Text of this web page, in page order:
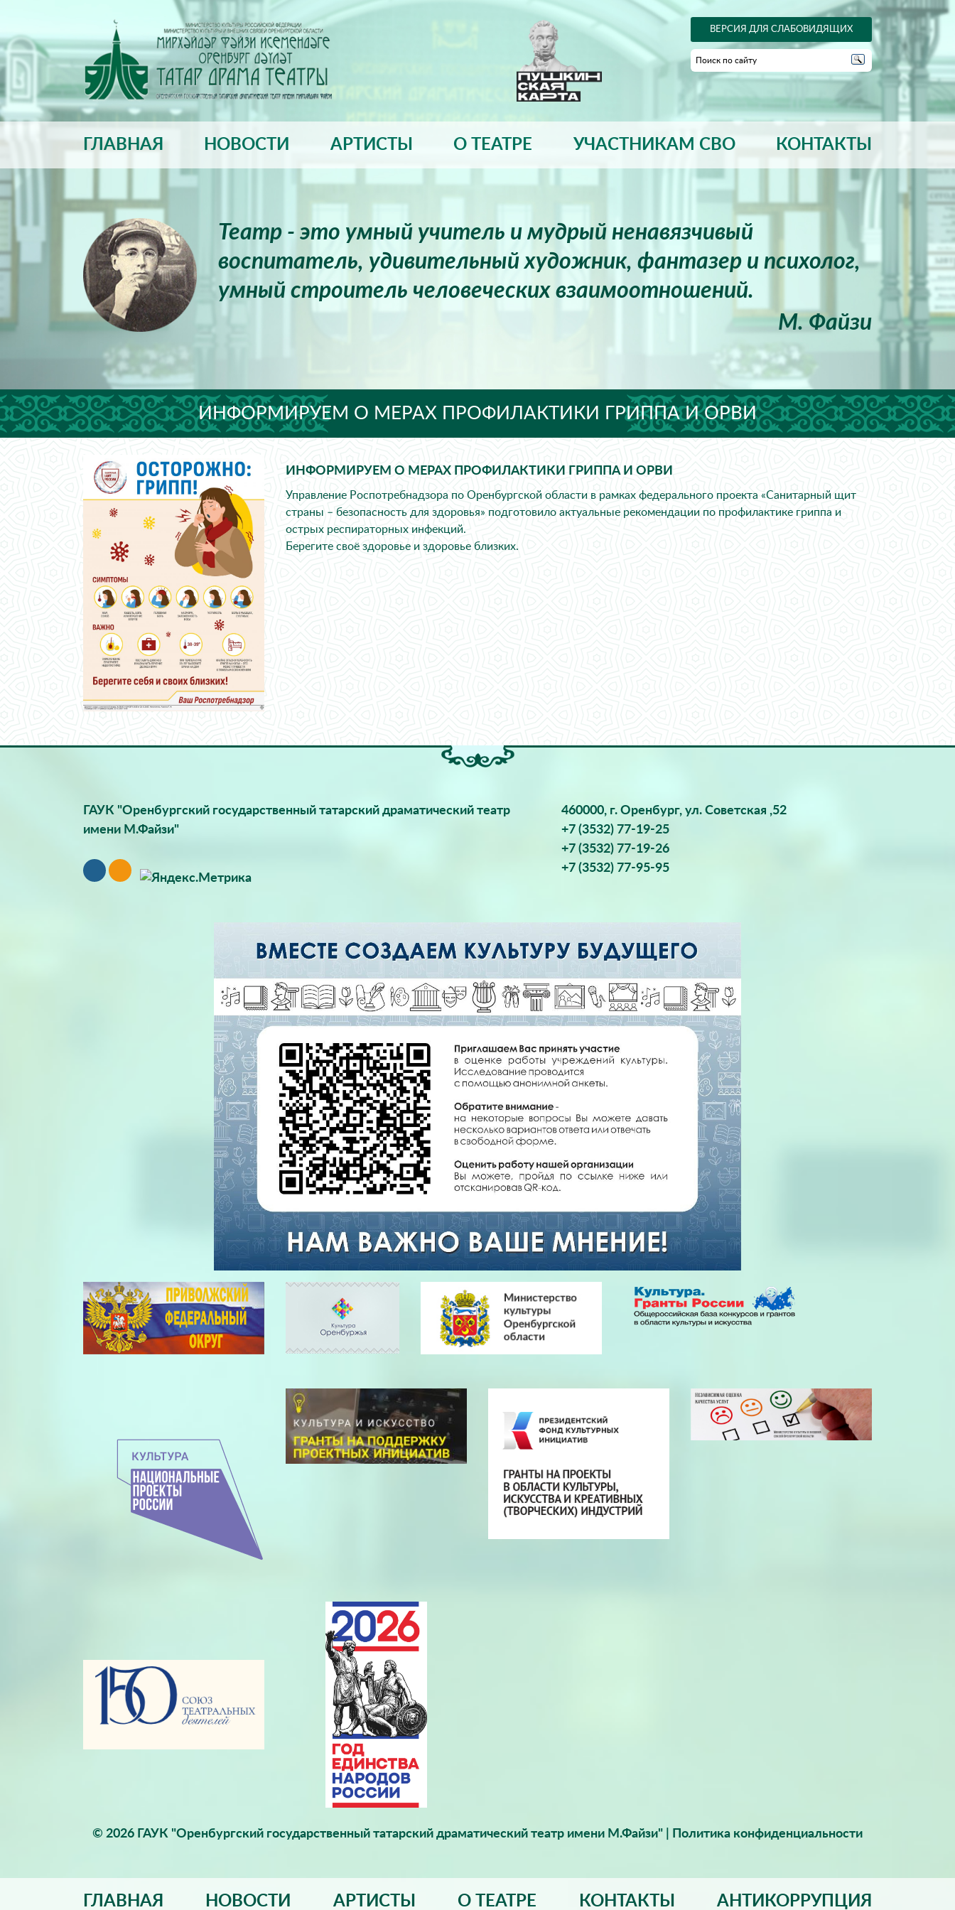
ВЕРСИЯ ДЛЯ СЛАБОВИДЯЩИХ
ГЛАВНАЯ НОВОСТИ АРТИСТЫ О ТЕАТРЕ УЧАСТНИКАМ СВО КОНТАКТЫ
Театр - это умный учитель и мудрый ненавязчивый
воспитатель, удивительный художник, фантазер и психолог,
умный строитель человеческих взаимоотношений.
М. Файзи
ИНФОРМИРУЕМ О МЕРАХ ПРОФИЛАКТИКИ ГРИППА И ОРВИ
ИНФОРМИРУЕМ О МЕРАХ ПРОФИЛАКТИКИ ГРИППА И ОРВИ
Управление Роспотребнадзора по Оренбургской области в рамках федерального проекта «Санитарный щит
страны – безопасность для здоровья» подготовило актуальные рекомендации по профилактике гриппа и
острых респираторных инфекций.
Берегите своё здоровье и здоровье близких.
ГАУК "Оренбургский государственный татарский драматический театр
имени М.Файзи"
460000, г. Оренбург, ул. Советская ,52
+7 (3532) 77-19-25
+7 (3532) 77-19-26
+7 (3532) 77-95-95
© 2026 ГАУК "Оренбургский государственный татарский драматический театр имени М.Файзи" | Политика конфиденциальности
ГЛАВНАЯ НОВОСТИ АРТИСТЫ О ТЕАТРЕ КОНТАКТЫ АНТИКОРРУПЦИЯ